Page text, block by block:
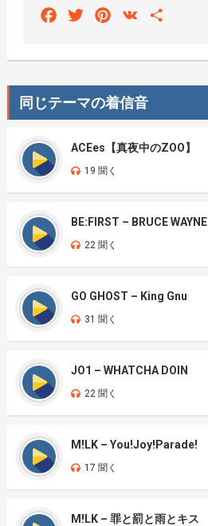
FacebookTwitterPinterest
VK
同じテーマの着信音
ACEes【真夜中のZOO】
19 聞く
BE:FIRST – BRUCE WAYNE
22 聞く
GO GHOST – King Gnu
31 聞く
JO1 – WHATCHA DOIN
22 聞く
M!LK – You!Joy!Parade!
17 聞く
M!LK – 罪と罰と雨とキス